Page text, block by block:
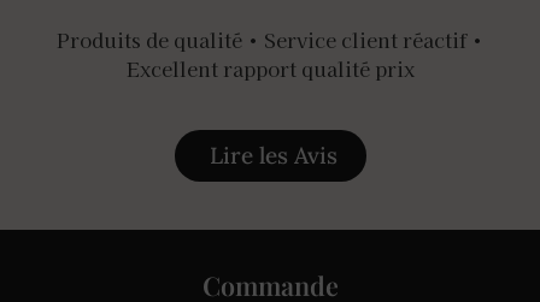
Produits de qualité • Service client réactif •
Excellent rapport qualité prix
Lire les Avis
Commande